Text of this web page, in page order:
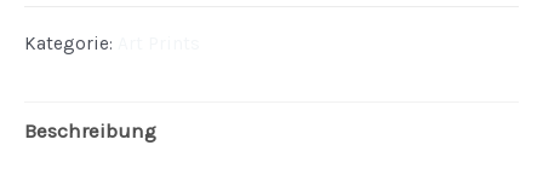
Kategorie:
Beschreibung